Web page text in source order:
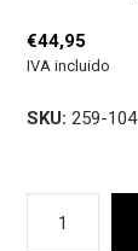
€44,95
IVA incluido
SKU: 259-104